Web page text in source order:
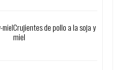
Crujientes de pollo a la soja y
miel